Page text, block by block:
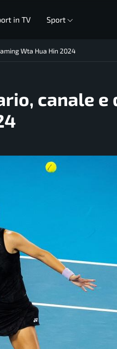
in TV Sport
Wta Hua Hin 2024
canale